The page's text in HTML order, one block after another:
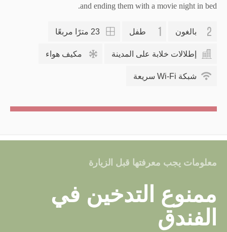
ملح الأرض
المسبح بالماء المالح لدينا لا يضر الأرض وستجده رائعًا – بدرجة
غرف وخدمات أصحاب الهمم
and ending them with a movie night in bed.
بالغون طفل 23 مترًا مربعًا
إطلالات خلابة على المدينة مكيف هواء
شبكة Wi-Fi سريعة
معلومات يجب معرفتها قبل الزيارة
ممنوع التدخين في
الفندق